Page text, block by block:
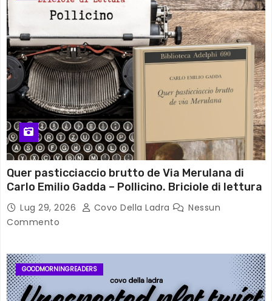
Quer pasticciaccio brutto de Via Merulana di
Carlo Emilio Gadda – Pollicino. Briciole di lettura
Lug 29, 2026 Covo Della Ladra
Nessun
Commento
GOODMORNINGREADERS